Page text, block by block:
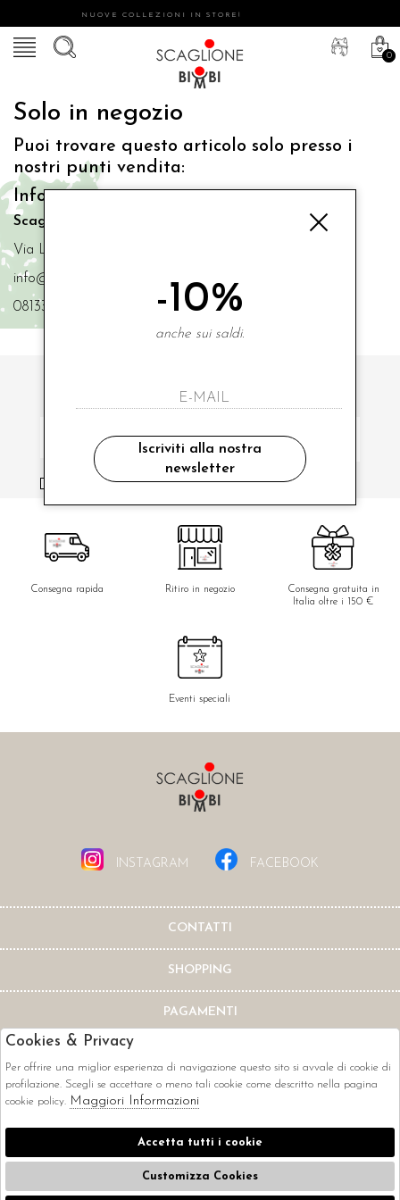
NUOVE COLLEZIONI IN STORE!
0
Solo in negozio
Puoi trovare questo articolo solo presso i
nostri punti vendita:
Info contatti
Scaglione Bimbi di Iacono Maria Angela
Via Luigi Mazzella,73 80077 Ischia
info@scaglionebimbi.com
0813331162
ISCRIVITI ALLA NOSTRA NEWSLETTER
ho letto ed accettato le condizioni sulla privacy.
Consegna rapida Ritiro in negozio
Consegna gratuita in
Italia oltre i 150 €
Eventi speciali
INSTAGRAM FACEBOOK
CONTATTI
SHOPPING
PAGAMENTI
CORRIERI
-10%
anche sui saldi.
Iscriviti alla nostra
newsletter
Cookies & Privacy
Per offrire una miglior esperienza di navigazione questo sito si avvale di cookie di
profilazione. Scegli se accettare o meno tali cookie come descritto nella pagina
cookie policy. Maggiori Informazioni
Accetta tutti i cookie
Customizza Cookies